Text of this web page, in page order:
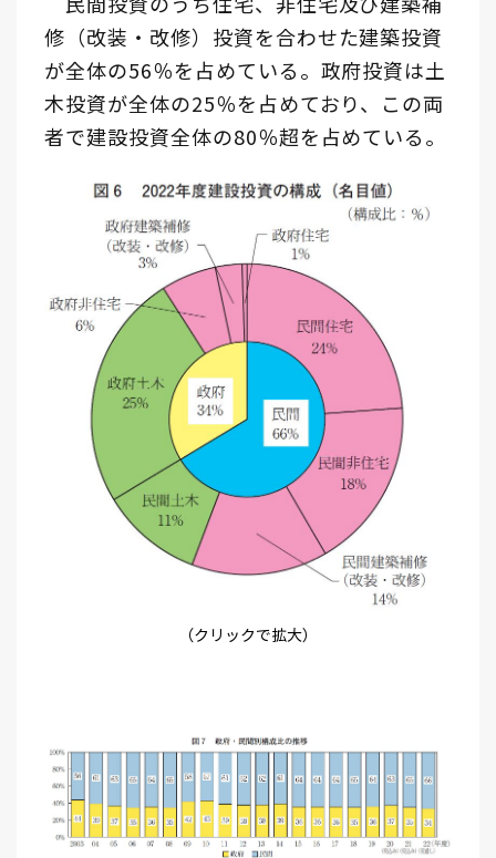
修（改装・改修）投資を合わせた建築投資
が全体の56％を占めている。政府投資は土
木投資が全体の25％を占めており、この両
者で建設投資全体の80％超を占めている。
（クリックで拡大）